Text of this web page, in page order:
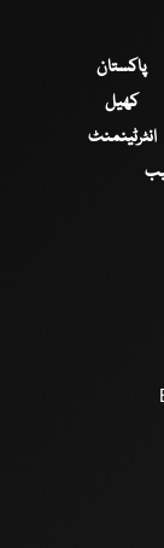
پاکستان
کھیل
انٹرٹینمنٹ